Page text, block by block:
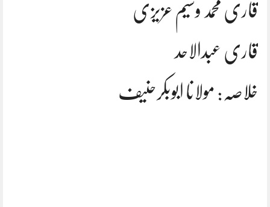
قاری محمد وسیم عزیزی
قاری عبدالاحد
خلاصہ: مولانا ابوبکرحنیف